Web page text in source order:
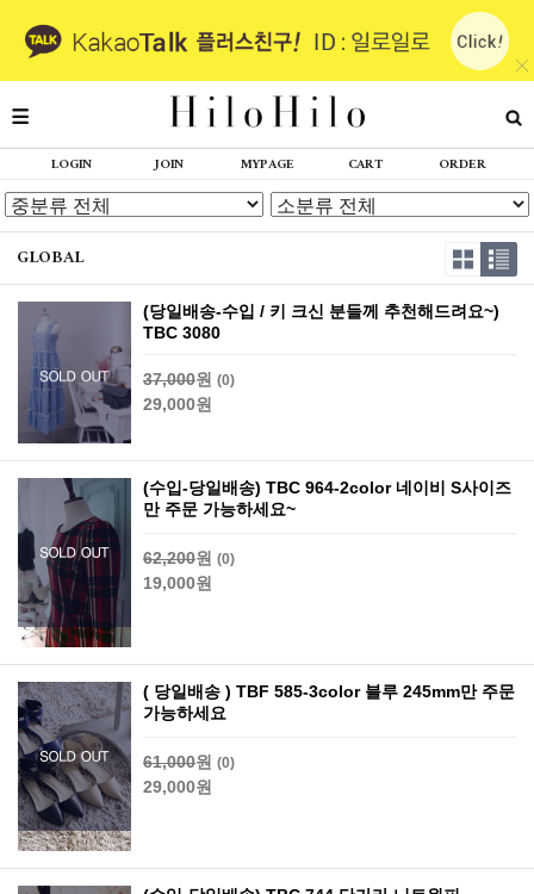
LOGIN JOIN MYPAGE CART ORDER
GLOBAL
(당일배송-수입 / 키 크신 분들께 추천해드려요~)
TBC 3080
37,000원 (0)
29,000원
(수입-당일배송) TBC 964-2color 네이비 S사이즈
만 주문 가능하세요~
62,200원 (0)
19,000원
( 당일배송 ) TBF 585-3color 블루 245mm만 주문
가능하세요
61,000원 (0)
29,000원